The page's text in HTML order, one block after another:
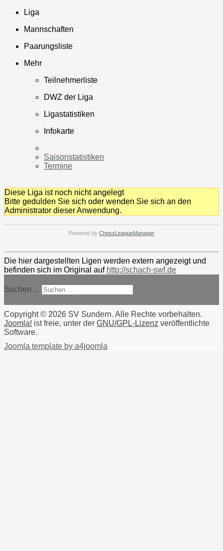
Liga
Mannschaften
Paarungsliste
Mehr
Teilnehmerliste
DWZ der Liga
Ligastatistiken
Infokarte
Saisonstatistiken
Termine
Diese Liga ist noch nicht angelegt
Bitte gedulden Sie sich oder wenden Sie sich an den
Administrator dieser Anwendung.
Powered by ChessLeagueManager
Die hier dargestellten Ligen werden extern angezeigt und
befinden sich im Original auf http://schach-swf.de
Suchen ...
Copyright © 2026 SV Sundern. Alle Rechte vorbehalten.
Joomla! ist freie, unter der GNU/GPL-Lizenz veröffentlichte
Software.
Joomla template by a4joomla